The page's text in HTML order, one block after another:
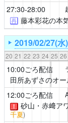
27:30-28:00
再 藤本彩花の本
2019/02/27(水)
20 21 22 23 24 25 26
10:00ごろ配信
田所あずさのオ
12:00ごろ配信
！ 砂山・赤﨑ア
千夏)